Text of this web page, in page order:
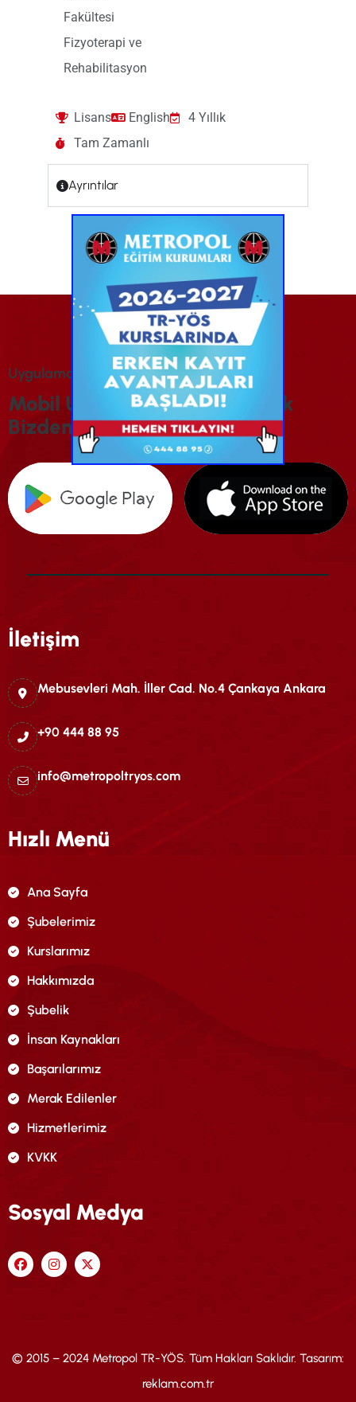
Fakültesi
Fizyoterapi ve
Rehabilitasyon
Lisans English
4 Yıllık
Tam Zamanlı
Ayrıntılar
UYGULAMA NDIRIN
MOBIL U AMAMIZIIN
K
BIZDEN HABERDAROLUN
İletişim
Mebusevleri Mah. İller Cad. No.4 Çankaya Ankara
+90 444 88 95
info@metropoltryos.com
Hızlı Menü
Ana Sayfa
Şubelerimiz
Kurslarımız
Hakkımızda
Şubelik
İnsan Kaynakları
Başarılarımız
Merak Edilenler
Hizmetlerimiz
KVKK
Sosyal Medya
© 2015 – 2024 Metropol TR-YÖS. Tüm Hakları Saklıdır. Tasarım:
reklam.com.tr